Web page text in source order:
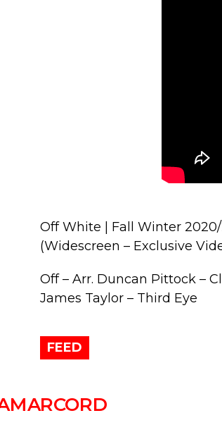
Off White | Fall Winter
(Widescreen – Exclusive
Off – Arr. Duncan Pittock –
James Taylor – Third Eye
FEED